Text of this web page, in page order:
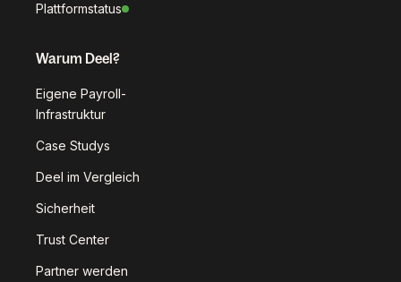
Plattformstatus
Warum Deel?
Eigene Payroll-
Infrastruktur
Case Studys
Deel im Vergleich
Sicherheit
Trust Center
Partner werden